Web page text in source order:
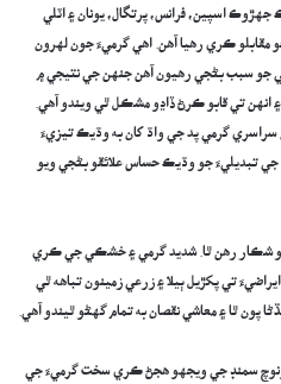
اسپين، فرانس، پرتگال، يونان ۽ اٽلي
مقابلو ڪري رهيا آهن. اهي گرميءَ جون لهرون
سبب بڻجي رهيون آهن جنهن جي نتيجي ۾
انهن تي قابو ڪرڻ ڏاڍو مشڪل ٿي ويندو آهي.
گرمي پد جي واڌ کان به وڌيڪ تيزيءَ
تبديليءَ جو وڌيڪ حساس علائقو بڻجي ويو
شڪار رهن ٿا. شديد گرمي ۽ خشڪي جي ڪري
تي پکڙيل ٻيلا ۽ زرعي زمينون تباهه ٿي
پون ٿا ۽ معاشي نقصان به تمام گهڻو ٿيندو آهي.
ڀونوچ سمنڊ جي ويجهو هجڻ ڪري سخت گرميءَ جي